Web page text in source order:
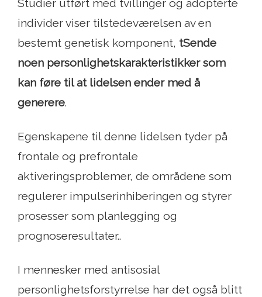
Studier utført med tvillinger og adopterte
individer viser tilstedeværelsen av en
bestemt genetisk komponent, tSende
noen personlighetskarakteristikker som
kan føre til at lidelsen ender med å
generere.
Egenskapene til denne lidelsen tyder på
frontale og prefrontale
aktiveringsproblemer, de områdene som
regulerer impulserinhiberingen og styrer
prosesser som planlegging og
prognoseresultater..
I mennesker med antisosial
personlighetsforstyrrelse har det også blitt